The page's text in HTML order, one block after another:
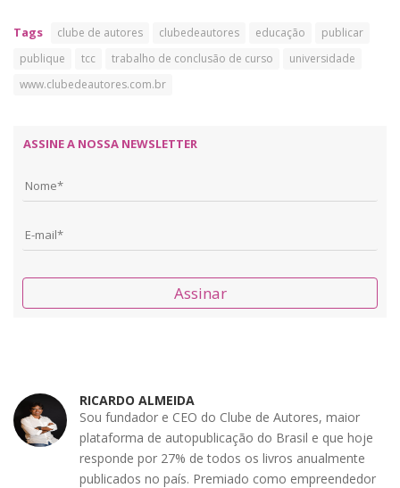
Tags clube de autores clubedeautores educação
publicar
publique
tcc trabalho de conclusão de curso
universidade
www.clubedeautores.com.br
ASSINE A NOSSA NEWSLETTER
Assinar
RICARDO ALMEIDA
Sou fundador e CEO do Clube de Autores, maior
plataforma de autopublicação do Brasil e que hoje
responde por 27% de todos os livros anualmente
publicados no país. Premiado como empreendedor